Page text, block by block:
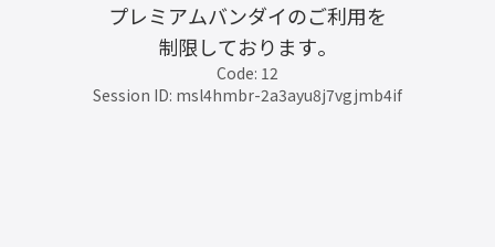
プレミアムバンダイのご利用を
制限しております。
Code: 12
Session ID: msl4hmbr-2a3ayu8j7vgjmb4if